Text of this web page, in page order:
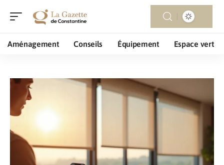
Aménagement Conseils Équipement Espace vert